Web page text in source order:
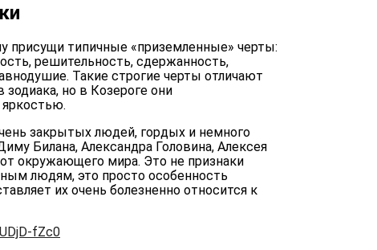
присущи типичные «приземленные» черты:
решительность, сдержанность,
Такие строгие черты отличают
но в Козероге они
яркостью.
закрытых людей, гордых и немного
Билана, Александра Головина, Алексея
окружающего мира. Это не признаки
людям, это просто особенность
их очень болезненно относится к
fZc0